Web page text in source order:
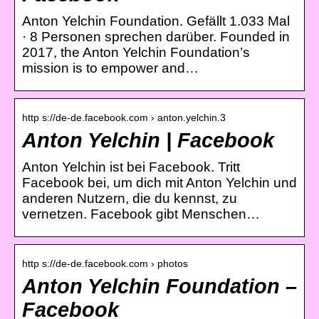
Anton Yelchin Foundation. Gefällt 1.033 Mal
· 8 Personen sprechen darüber. Founded in
2017, the Anton Yelchin Foundation’s
mission is to empower and…
http s://de-de.facebook.com › anton.yelchin.3
Anton Yelchin | Facebook
Anton Yelchin ist bei Facebook. Tritt
Facebook bei, um dich mit Anton Yelchin und
anderen Nutzern, die du kennst, zu
vernetzen. Facebook gibt Menschen…
http s://de-de.facebook.com › photos
Anton Yelchin Foundation –
Facebook